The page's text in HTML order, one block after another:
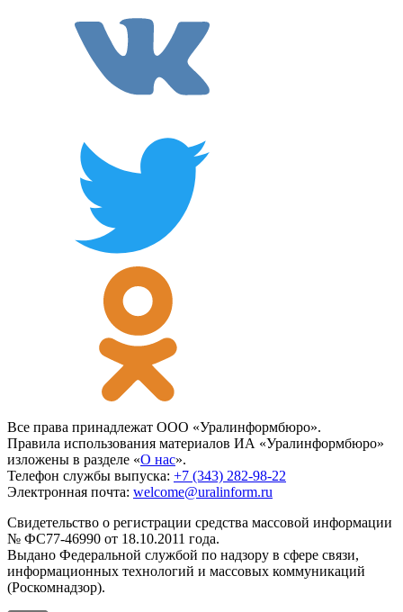
Все права принадлежат ООО «Уралинформбюро».
Правила использования материалов ИА «Уралинформбюро»
изложены в разделе «О нас».
Телефон службы выпуска: +7 (343) 282-98-22
Электронная почта: welcome@uralinform.ru
Свидетельство о регистрации средства массовой информации
№ ФС77-46990 от 18.10.2011 года.
Выдано Федеральной службой по надзору в сфере связи,
информационных технологий и массовых коммуникаций
(Роскомнадзор).